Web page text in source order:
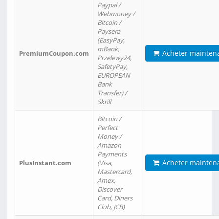
PremiumCoupon.com
Paypal /
Webmoney /
Bitcoin /
Paysera
(EasyPay,
mBank,
Przelewy24,
SafetyPay,
EUROPEAN
Bank
Transfer) /
Skrill
Acheter
PlusInstant.com
Bitcoin /
Perfect
Money /
Amazon
Payments
(Visa,
Mastercard,
Amex,
Discover
Card, Diners
Club, JCB)
Acheter